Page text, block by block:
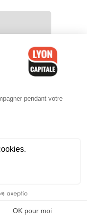
des